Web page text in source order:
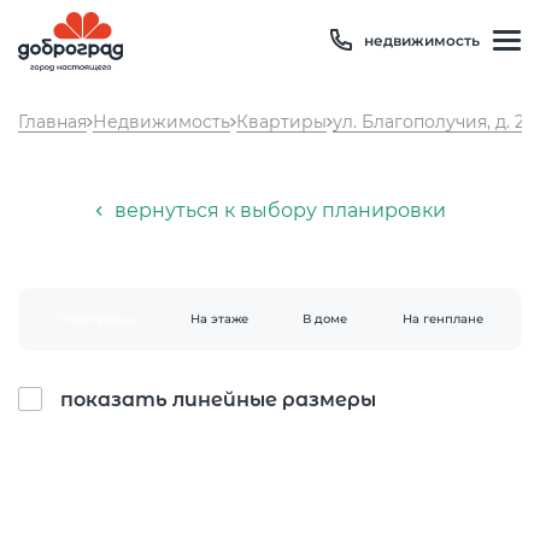
недвижимость
Главная Недвижимость Квартиры ул. Благополучия, д. 2,
вернуться к выбору планировки
На этаже В доме На генплане
показать линейные размеры
Влажность